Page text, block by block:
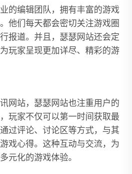
的编辑团队，拥有丰富的游戏
他们每天都会密切关注游戏圈
报道。并且，瑟瑟网站还会定
玩家呈现更加详尽、精彩的游
网站，瑟瑟网站也注重用户的
玩家不仅可以第一时间获取最
过评论、讨论区等方式，与其
戏心得。这种互动与交流，为
元化的游戏体验。